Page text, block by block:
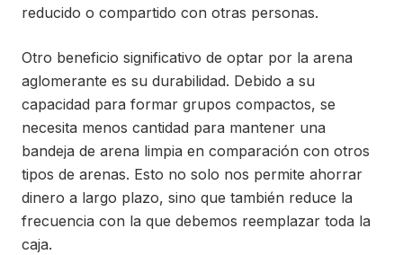
reducido o compartido con otras personas.
Otro beneficio significativo de optar por la arena
aglomerante es su durabilidad. Debido a su
capacidad para formar grupos compactos, se
necesita menos cantidad para mantener una
bandeja de arena limpia en comparación con otros
tipos de arenas. Esto no solo nos permite ahorrar
dinero a largo plazo, sino que también reduce la
frecuencia con la que debemos reemplazar toda la
caja.